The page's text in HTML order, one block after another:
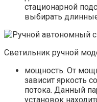
стационарной
выбирать
Светильник ручной
мощность. От
зависит яркость
потока. Данный
установок